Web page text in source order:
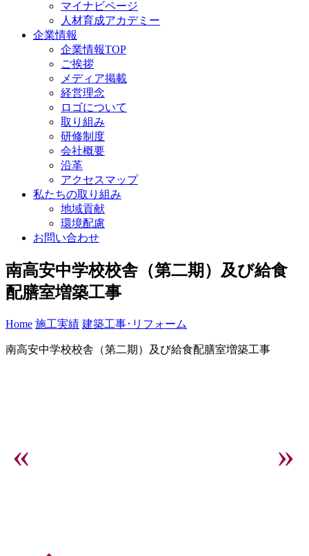
マイナビページ
人材育成アカデミー
企業情報
企業情報TOP
ご挨拶
メディア掲載
経営理念
ロゴについて
取り組み
研修制度
会社概要
沿革
アクセスマップ
私たちの取り組み
地域貢献
環境配慮
お問い合わせ
南高安中学校校舎（第二期）及び給食
配膳室増築工事
Home 施工実績 建築工事･リフォーム
南高安中学校校舎（第二期）及び給食配膳室増築工事